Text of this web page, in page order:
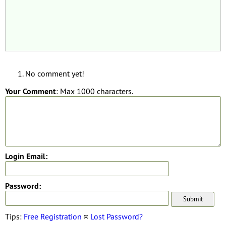
No comment yet!
Your Comment: Max 1000 characters.
Login Email:
Password:
Tips: Free Registration ¤ Lost Password?